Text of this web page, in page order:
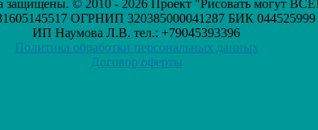
защищены. © 2010 - 2026 Проект "Рисовать могут
ОГРНИП 320385000041287 БИК 044525999
ИП Наумова Л.В. тел.: +79045393396
Политика обработки персональных данных
Договор оферты